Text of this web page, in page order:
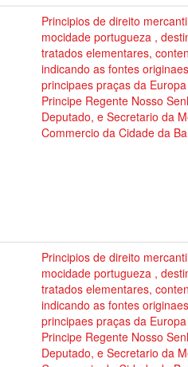
Principios de direito
mocidade portugueza ,
tratados elementares,
indicando as fontes
principaes praças da
Principe Regente Nosso
Deputado, e Secretario da
Commercio da Cidade da
Principios de direito
mocidade portugueza ,
tratados elementares,
indicando as fontes
principaes praças da
Principe Regente Nosso
Deputado, e Secretario da